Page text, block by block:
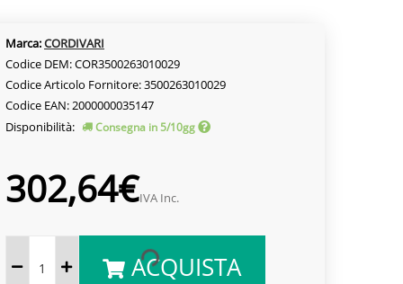
Marca:CORDIVARI
Codice DEM: COR3500263010029
Codice Articolo Fornitore: 3500263010029
Codice EAN: 2000000035147
Disponibilità:
Consegna in 5/10gg
302,64€IVA Inc.
ACQUISTA